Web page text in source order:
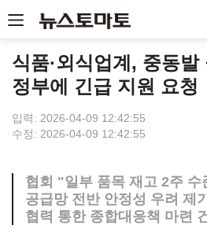
식품·외식업계, 중동
정부에 긴급 지원 요청
입력: 2026-04-09 12:42:55
수정: 2026-04-09 12:42:55
협회 "일부 품목 재고 2주 수
공급망 전반 안정성 우려 제기
협력 통한 종합대응책 마련